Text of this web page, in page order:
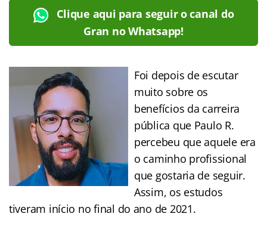
Clique aqui para seguir o canal do
Gran no Whatsapp!
Foi depois de escutar
muito sobre os
benefícios da carreira
pública que Paulo R.
percebeu que aquele era
o caminho profissional
que gostaria de seguir.
Assim, os estudos
tiveram início no final do ano de 2021.